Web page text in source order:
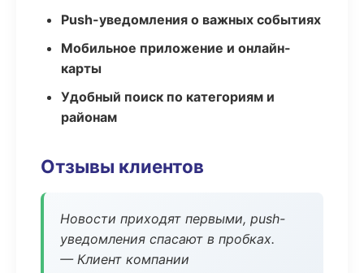
Push-уведомления о важных событиях
Мобильное приложение и онлайн-
карты
Удобный поиск по категориям и
районам
Отзывы клиентов
Новости приходят первыми, push-
уведомления спасают в пробках.
— Клиент компании